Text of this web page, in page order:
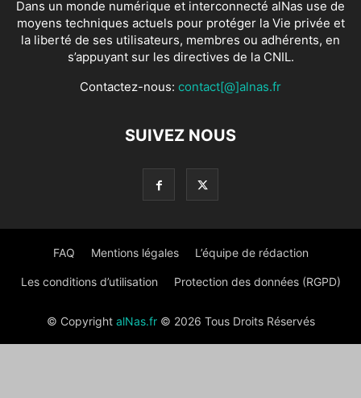
Dans un monde numérique et interconnecté alNas use de
moyens techniques actuels pour protéger la Vie privée et
la liberté de ses utilisateurs, membres ou adhérents, en
s’appuyant sur les directives de la CNIL.
Contactez-nous: contact[@]alnas.fr
SUIVEZ NOUS
FAQ Mentions légales L’équipe de rédaction
Les conditions d’utilisation Protection des données (RGPD)
© Copyright alNas.fr© 2026 Tous Droits Réservés